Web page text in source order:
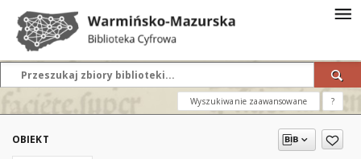
Wyszukiwanie zaawansowane ?
OBIEKT